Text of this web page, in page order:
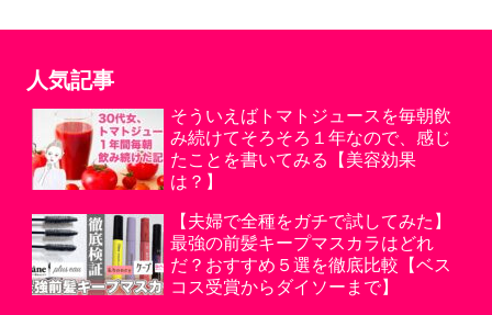
人気記事
そういえばトマトジュースを毎朝飲
み続けてそろそろ１年なので、感じ
たことを書いてみる【美容効果
は？】
【夫婦で全種をガチで試してみた】
最強の前髪キープマスカラはどれ
だ？おすすめ５選を徹底比較【ベス
コス受賞からダイソーまで】